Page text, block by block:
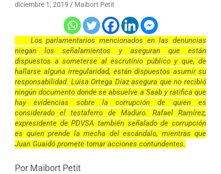
diciembre 1, 2019 Maibort Petit
Los parlamentarios mencionados en las denuncias
niegan los señalamientos y aseguran que están
dispuestos a someterse al escrutinio público y que, de
hallarse alguna irregularidad, están dispuestos asumir su
responsabilidad. Luisa Ortega Díaz asegura que no recibió
ningún documento donde se absuelve a Saab y ratifica que
hay evidencias sobre la corrupción de quien es
considerado el testaferro de Maduro. Rafael Ramírez,
expresidente de PDVSA también señalado de corrupción
es quien prende la mecha del escándalo, mientras que
Juan Guaidó promete tomar acciones contundentes.
Por Maibort Petit